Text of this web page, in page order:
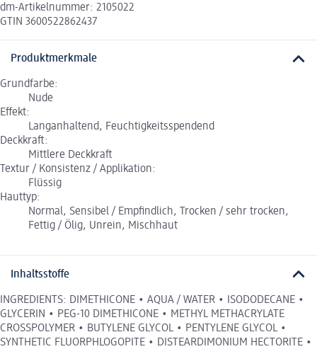
dm-Artikelnummer: 2105022
GTIN 3600522862437
Produktmerkmale
Grundfarbe:
Nude
Effekt:
Langanhaltend, Feuchtigkeitsspendend
Deckkraft:
Mittlere Deckkraft
Textur / Konsistenz / Applikation:
Flüssig
Hauttyp:
Normal, Sensibel / Empfindlich, Trocken / sehr trocken,
Fettig / Ölig, Unrein, Mischhaut
Inhaltsstoffe
INGREDIENTS: DIMETHICONE • AQUA / WATER • ISODODECANE •
GLYCERIN • PEG-10 DIMETHICONE • METHYL METHACRYLATE
CROSSPOLYMER • BUTYLENE GLYCOL • PENTYLENE GLYCOL •
SYNTHETIC FLUORPHLOGOPITE • DISTEARDIMONIUM HECTORITE •